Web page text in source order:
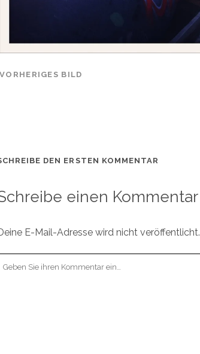
VORHERIGES BILD
DEN ERSTEN KOMMENTAR
einen Kommentar
E-Mail-Adresse wird nicht veröffentlicht.